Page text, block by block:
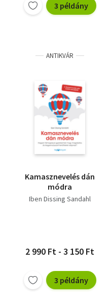
3 példány
ANTIKVÁR
Kamasznevelés dán
módra
Iben Dissing Sandahl
2 990 Ft - 3 150 Ft
3 példány